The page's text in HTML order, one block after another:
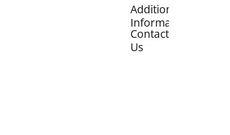
Additional
Information
Contact
Us